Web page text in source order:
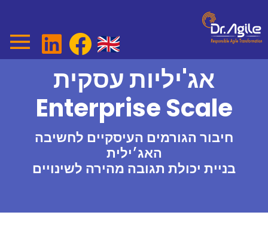
content
אג'יליות עסקית
Enterprise Scale
חיבור הגורמים העיסקיים לחשיבה
האג׳ילית
בניית יכולת תגובה מהירה לשינויים